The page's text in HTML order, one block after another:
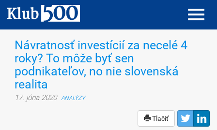
Návratnosť investícií za necelé 4
roky? To môže byť sen
podnikateľov, no nie slovenská
realita
17. júna 2020 ANALÝZY
Tlačiť